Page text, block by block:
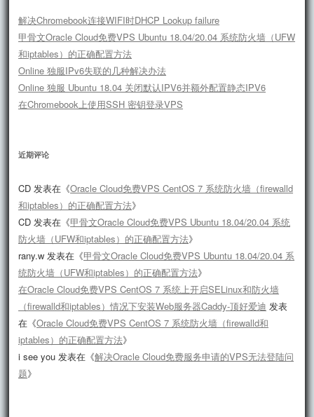
解决Chromebook连接WIFI时DHCP Lookup failure
甲骨文Oracle Cloud免费VPS Ubuntu 18.04/20.04 系统防火墙（UFW
和iptables）的正确配置方法
Online 独服IPv6失联的几种解决办法
Online 独服 Ubuntu 18.04 关闭默认IPV6并额外配置静态IPV6
在Chromebook上使用SSH 密钥登录VPS
近期评论
CD 发表在《Oracle Cloud免费VPS CentOS 7 系统防火墙（firewalld
和iptables）的正确配置方法》
CD 发表在《甲骨文Oracle Cloud免费VPS Ubuntu 18.04/20.04 系统
防火墙（UFW和iptables）的正确配置方法》
rany.w 发表在《甲骨文Oracle Cloud免费VPS Ubuntu 18.04/20.04 系
统防火墙（UFW和iptables）的正确配置方法》
在Oracle Cloud免费VPS CentOS 7 系统上开启SELinux和防火墙
（firewalld和iptables）情况下安装Web服务器Caddy-顶好爱迪 发表
在《Oracle Cloud免费VPS CentOS 7 系统防火墙（firewalld和
iptables）的正确配置方法》
i see you 发表在《解决Oracle Cloud免费服务申请的VPS无法登陆问
题》